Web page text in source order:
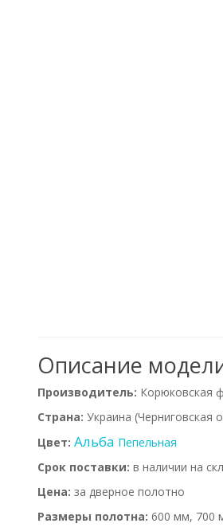
Описание
Производитель: Корюковская
Страна: Украина (Черниговская
Цвет: Альба Пепельная
Срок поставки: в наличии на
Цена: за дверное полотно
Размеры полотна: 600 мм, 700